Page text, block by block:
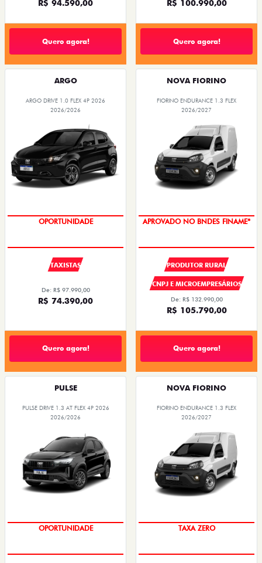
R$ 94.590,00
Quero agora!
R$ 100.990,00
Quero agora!
ARGO
ARGO DRIVE 1.0 FLEX 4P 2026
2026/2026
OPORTUNIDADE
TAXISTAS
De: R$ 97.990,00
R$ 74.390,00
Quero agora!
NOVA FIORINO
FIORINO ENDURANCE 1.3 FLEX
2026/2027
APROVADO NO BNDES FINAME*
PRODUTOR RURAL
CNPJ E MICROEMPRESÁRIOS
De: R$ 132.990,00
R$ 105.790,00
Quero agora!
PULSE
PULSE DRIVE 1.3 AT FLEX 4P 2026
2026/2026
OPORTUNIDADE
NOVA FIORINO
FIORINO ENDURANCE 1.3 FLEX
2026/2027
TAXA ZERO